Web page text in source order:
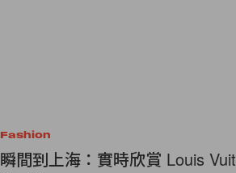
瞬間到上海：實時欣賞 Louis
裝時裝展